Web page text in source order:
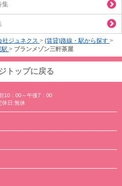
集
社ジュネクス > (賃貸)路線・駅から探す >
駅 > ブランメゾン三軒茶屋
トップに戻る
10：00～午後7：00
休日:無休